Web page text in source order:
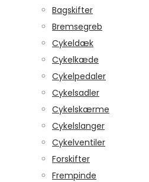
Bagskifter
Bremsegreb
Cykeldæk
Cykelkæde
Cykelpedaler
Cykelsadler
Cykelskærme
Cykelslanger
Cykelventiler
Forskifter
Frempinde